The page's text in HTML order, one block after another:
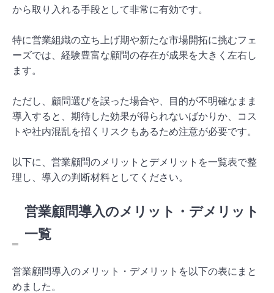
から取り入れる手段として非常に有効です。
特に営業組織の立ち上げ期や新たな市場開拓に挑むフェ
ーズでは、経験豊富な顧問の存在が成果を大きく左右し
ます。
ただし、顧問選びを誤った場合や、目的が不明確なまま
導入すると、期待した効果が得られないばかりか、コス
トや社内混乱を招くリスクもあるため注意が必要です。
以下に、営業顧問のメリットとデメリットを一覧表で整
理し、導入の判断材料としてください。
営業顧問導入のメリット・デメリット
一覧
営業顧問導入のメリット・デメリットを以下の表にまと
めました。